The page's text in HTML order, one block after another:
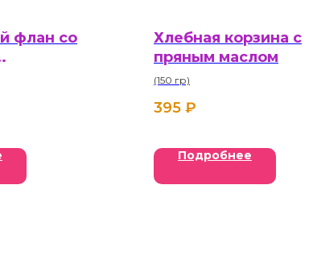
флан со
Хлебная корзина с
пряным маслом
(150 гр)
395 ₽
Подробнее